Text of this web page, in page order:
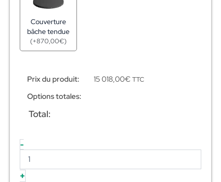
Couverture
bâche tendue
(+870,00€)
Prix du produit: 15 018,00€ TTC
Options totales:
Total:
-
+